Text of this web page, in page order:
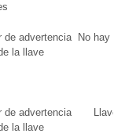
de advertencia
la llave
No hay
de advertencia
la llave
Llave